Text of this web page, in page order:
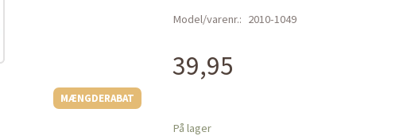
MÆNGDERABAT
Model/varenr.: 2010-1049
39,95
På lager